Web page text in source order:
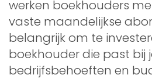
werken boekhouders
vaste maandelijkse
belangrijk om te
boekhouder die past bij
bedrijfsbehoeften en